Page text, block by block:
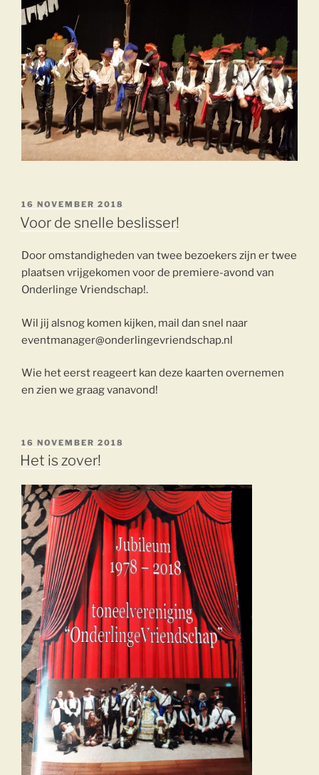
GEPLAATST
OP
16 NOVEMBER 2018
Voor de snelle beslisser!
Door omstandigheden van twee bezoekers zijn er twee
plaatsen vrijgekomen voor de premiere-avond van
Onderlinge Vriendschap!.
Wil jij alsnog komen kijken, mail dan snel naar
eventmanager@onderlingevriendschap.nl
Wie het eerst reageert kan deze kaarten overnemen
en zien we graag vanavond!
GEPLAATST
OP
16 NOVEMBER 2018
Het is zover!